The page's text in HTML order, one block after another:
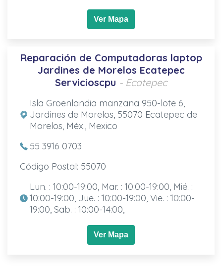
Ver Mapa
Reparación de Computadoras laptop
Jardines de Morelos Ecatepec
Servicioscpu - Ecatepec
Isla Groenlandia manzana 950-lote 6,
Jardines de Morelos, 55070 Ecatepec de
Morelos, Méx., Mexico
55 3916 0703
Código Postal: 55070
Lun. : 10:00-19:00, Mar. : 10:00-19:00, Mié. :
10:00-19:00, Jue. : 10:00-19:00, Vie. : 10:00-
19:00, Sab. : 10:00-14:00,
Ver Mapa